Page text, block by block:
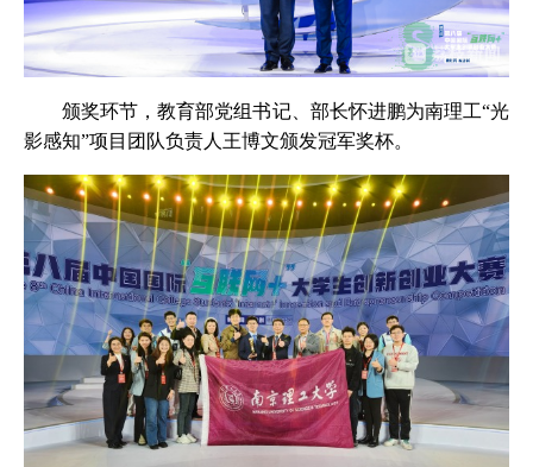
颁奖环节，教育部党组书记、部长怀进鹏为南理工“光
影感知”项目团队负责人王博文颁发冠军奖杯。